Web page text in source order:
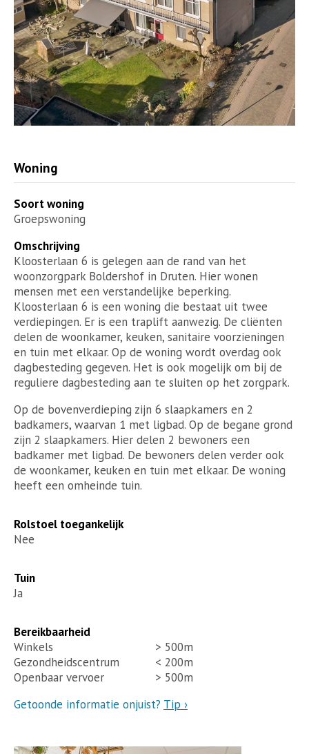
Woning
Soort woning
Groepswoning
Omschrijving
Kloosterlaan 6 is gelegen aan de rand van het
woonzorgpark Boldershof in Druten. Hier wonen
mensen met een verstandelijke beperking.
Kloosterlaan 6 is een woning die bestaat uit twee
verdiepingen. Er is een traplift aanwezig. De cliënten
delen de woonkamer, keuken, sanitaire voorzieningen
en tuin met elkaar. Op de woning wordt overdag ook
dagbesteding gegeven. Het is ook mogelijk om bij de
reguliere dagbesteding aan te sluiten op het zorgpark.
Op de bovenverdieping zijn 6 slaapkamers en 2
badkamers, waarvan 1 met ligbad. Op de begane grond
zijn 2 slaapkamers. Hier delen 2 bewoners een
badkamer met ligbad. De bewoners delen verder ook
de woonkamer, keuken en tuin met elkaar. De woning
heeft een omheinde tuin.
Rolstoel toegankelijk
Nee
Tuin
Ja
Bereikbaarheid
Winkels
> 500m
Gezondheidscentrum
< 200m
Openbaar vervoer
> 500m
Getoonde informatie onjuist? Tip ›